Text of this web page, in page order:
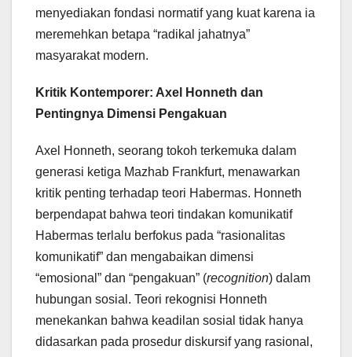
menyediakan fondasi normatif yang kuat karena ia
meremehkan betapa “radikal jahatnya”
masyarakat modern.
Kritik Kontemporer: Axel Honneth dan
Pentingnya Dimensi Pengakuan
Axel Honneth, seorang tokoh terkemuka dalam
generasi ketiga Mazhab Frankfurt, menawarkan
kritik penting terhadap teori Habermas. Honneth
berpendapat bahwa teori tindakan komunikatif
Habermas terlalu berfokus pada “rasionalitas
komunikatif” dan mengabaikan dimensi
“emosional” dan “pengakuan” (recognition) dalam
hubungan sosial. Teori rekognisi Honneth
menekankan bahwa keadilan sosial tidak hanya
didasarkan pada prosedur diskursif yang rasional,